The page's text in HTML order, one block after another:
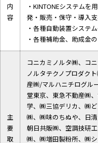
内
容
・KINTONEシステムを
発・販売・保守・導入
・各種自動装置システ
・各種補助金、助成金
主
要
取
コニカミノルタ㈱、コ
ノルタテクノプロダク
産㈱/マルハニチログル
堂東京、東急不動産㈱
学、㈱三協デリカ、㈱
㈱、㈱味のちぬや、日
朝日共販㈱、空調技研
㈱、㈱増田製粉所、㈱